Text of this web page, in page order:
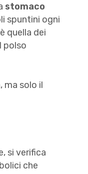
stomaco
spuntini ogni
quella dei
polso
ma solo il
si verifica
che